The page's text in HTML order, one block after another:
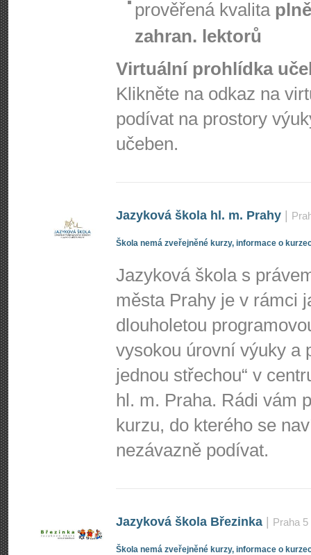
prověřená kvalita
zahran. lektorů
Virtuální prohlídka
Klikněte na odkaz na
podívat na prostory
učeben.
Jazyková škola hl. m. Prahy
Škola nemá zveřejněné kurzy, informace o
Jazyková škola s
města Prahy je v rámci
dlouholetou
vysokou úrovní výuky a
jednou střechou“ v
hl. m. Praha. Rádi vám
kurzu, do kterého se
nezávazně podívat.
Jazyková škola Březinka Praha 5
Škola nemá zveřejněné kurzy, informace o